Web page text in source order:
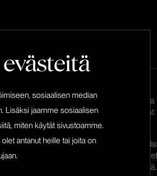
sosiaalisen median
Lisäksi jaamme sosiaalisen
miten käytät sivustoamme.
antanut heille tai joita on
työkalu “Brand sprint” on tehokas
uudistusprojekti. Brand sprintin etuja
brändinrakennuksen kulmakivet
tekijänä kaikki osallistujat on
on selkeä kuva kunnan brändin ytimestä.